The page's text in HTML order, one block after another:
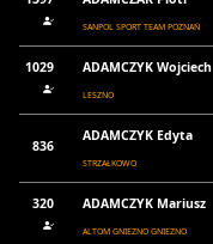
SANPOL SPORT TEAM POZNAŃ
1029 ADAMCZYK Wojciech
LESZNO
836
ADAMCZYK Edyta
STRZAŁKOWO
320 ADAMCZYK Mariusz
ALTOM GNIEZNO GNIEZNO